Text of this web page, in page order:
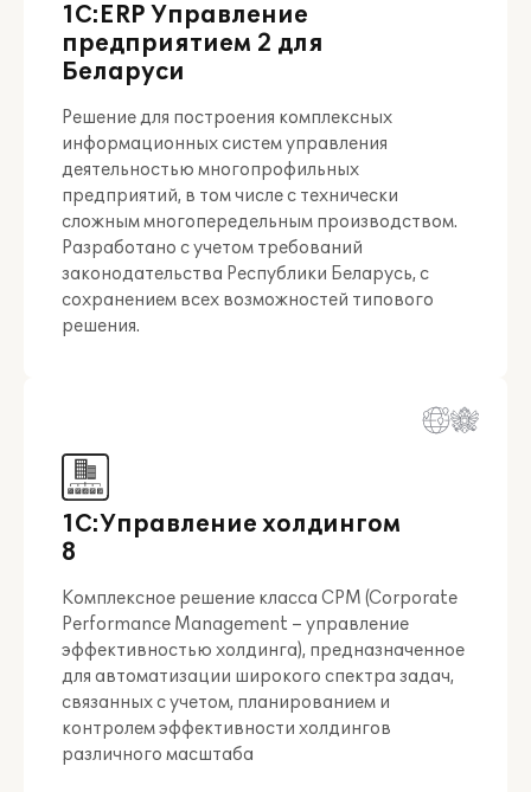
1С:ERP Управление
предприятием 2 для
Беларуси
Решение для построения комплексных
информационных систем управления
деятельностью многопрофильных
предприятий, в том числе с технически
сложным многопередельным производством.
Разработано с учетом требований
законодательства Республики Беларусь, с
сохранением всех возможностей типового
решения.
1С:Управление холдингом
8
Комплексное решение класса CPM (Corporate
Performance Management – управление
эффективностью холдинга), предназначенное
для автоматизации широкого спектра задач,
связанных с учетом, планированием и
контролем эффективности холдингов
различного масштаба